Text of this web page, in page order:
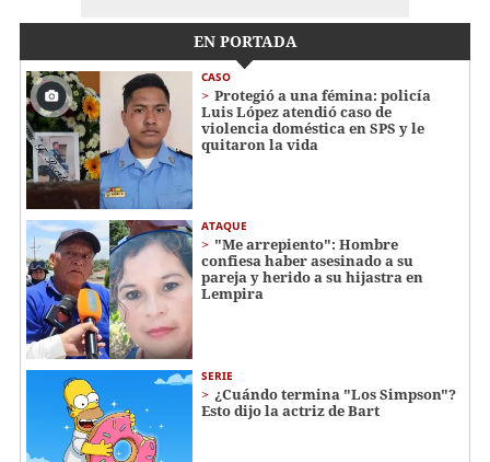
EN PORTADA
CASO
Protegió a una fémina: policía
Luis López atendió caso de
violencia doméstica en SPS y le
quitaron la vida
ATAQUE
"Me arrepiento": Hombre
confiesa haber asesinado a su
pareja y herido a su hijastra en
Lempira
SERIE
¿Cuándo termina "Los Simpson"?
Esto dijo la actriz de Bart